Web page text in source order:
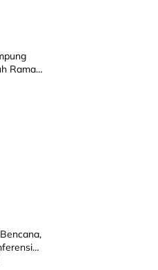
Ramah
Ini